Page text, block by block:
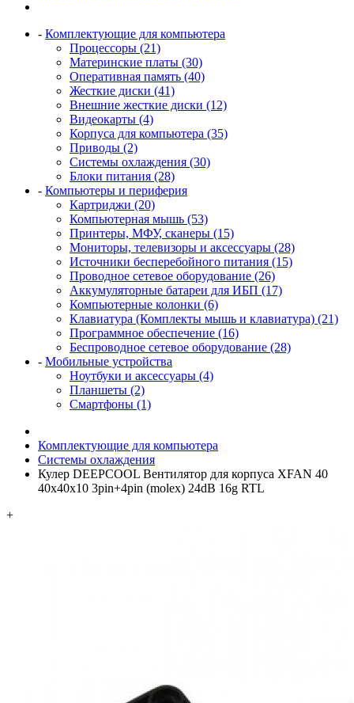
- Комплектующие для компьютера
Процессоры (21)
Материнские платы (30)
Оперативная память (40)
Жесткие диски (41)
Внешние жесткие диски (12)
Видеокарты (4)
Корпуса для компьютера (35)
Приводы (2)
Системы охлаждения (30)
Блоки питания (28)
- Компьютеры и периферия
Картриджи (20)
Компьютерная мышь (53)
Принтеры, МФУ, сканеры (15)
Мониторы, телевизоры и аксессуары (28)
Источники бесперебойного питания (15)
Проводное сетевое оборудование (26)
Аккумуляторные батареи для ИБП (17)
Компьютерные колонки (6)
Клавиатура (Комплекты мышь и клавиатура) (21)
Программное обеспечение (16)
Беспроводное сетевое оборудование (28)
- Мобильные устройства
Ноутбуки и аксессуары (4)
Планшеты (2)
Смартфоны (1)
Комплектующие для компьютера
Системы охлаждения
Кулер DEEPCOOL Вентилятор для корпуса XFAN 40
40x40x10 3pin+4pin (molex) 24dB 16g RTL
+